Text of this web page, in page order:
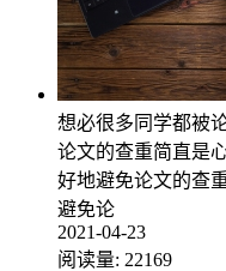
想必很多同学都被
论文的查重简直是
好地避免论文的查
避免论
2021-04-23
阅读量: 22169